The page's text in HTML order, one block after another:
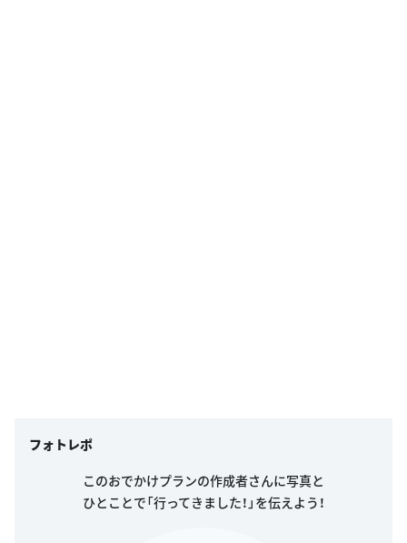
フォトレポ
このおでかけプランの作成者さんに写真と
ひとことで「行ってきました！」を伝えよう！